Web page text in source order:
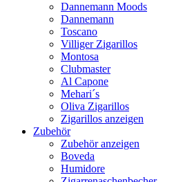
Dannemann Moods
Dannemann
Toscano
Villiger Zigarillos
Montosa
Clubmaster
Al Capone
Mehari´s
Oliva Zigarillos
Zigarillos anzeigen
Zubehör
Zubehör anzeigen
Boveda
Humidore